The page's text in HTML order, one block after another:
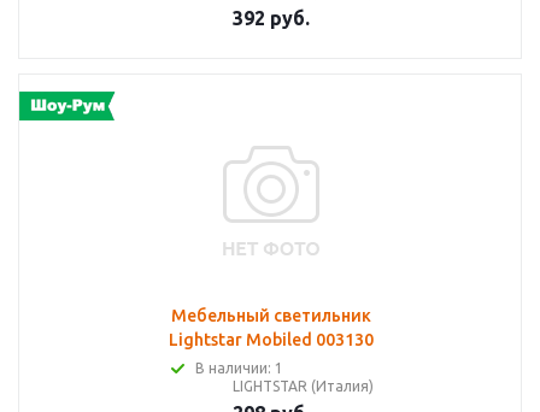
392 руб.
Мебельный светильник
Lightstar Mobiled 003130
В наличии: 1
LIGHTSTAR (Италия)